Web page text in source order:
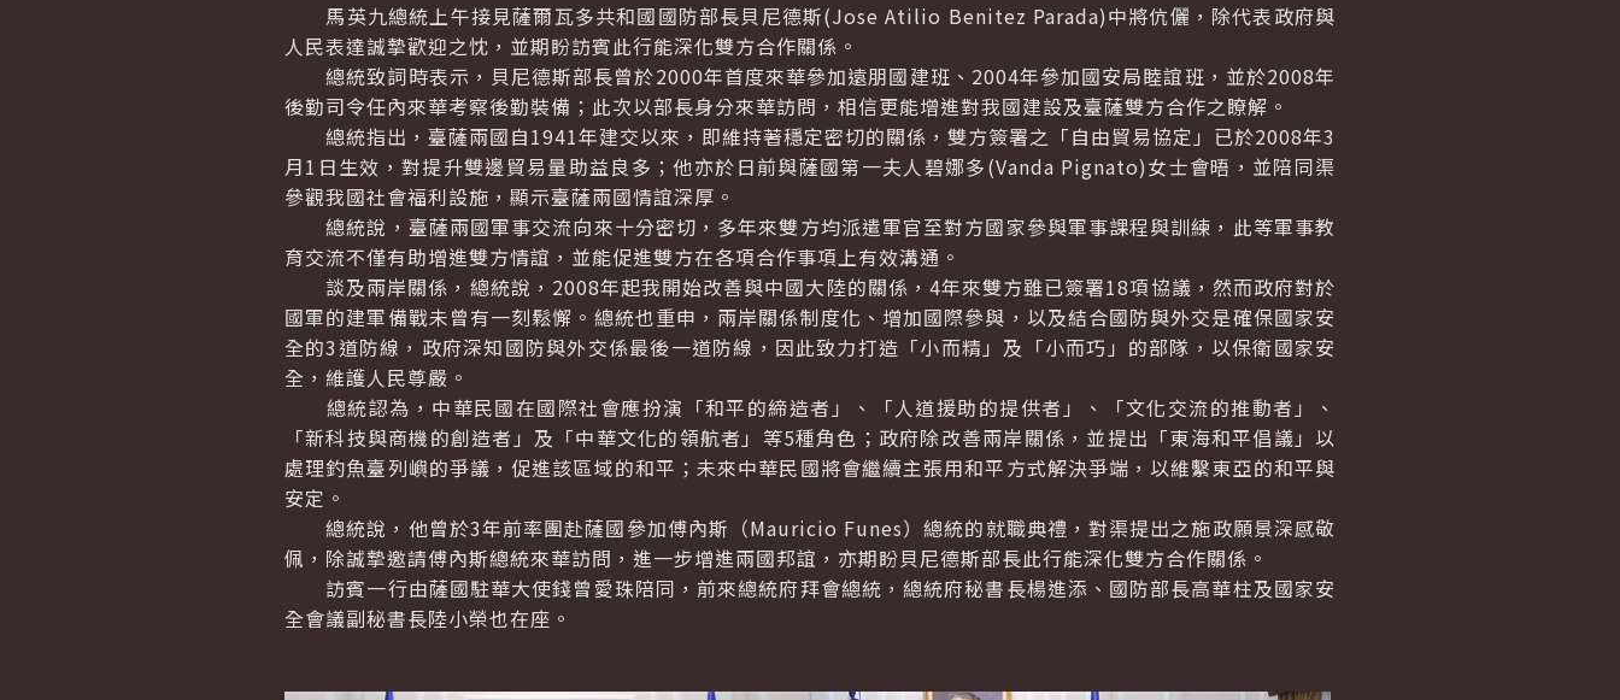
馬英九總統上午接見薩爾瓦多共和國國防部長貝尼德斯(Jose Atilio Benitez Parada)中將伉儷，除代表政府與
人民表達誠摯歡迎之忱，並期盼訪賓此行能深化雙方合作關係。
總統致詞時表示，貝尼德斯部長曾於2000年首度來華參加遠朋國建班、2004年參加國安局睦誼班，並於2008年
後勤司令任內來華考察後勤裝備；此次以部長身分來華訪問，相信更能增進對我國建設及臺薩雙方合作之瞭解。
總統指出，臺薩兩國自1941年建交以來，即維持著穩定密切的關係，雙方簽署之「自由貿易協定」已於2008年3
月1日生效，對提升雙邊貿易量助益良多；他亦於日前與薩國第一夫人碧娜多(Vanda Pignato)女士會晤，並陪同渠
參觀我國社會福利設施，顯示臺薩兩國情誼深厚。
總統說，臺薩兩國軍事交流向來十分密切，多年來雙方均派遣軍官至對方國家參與軍事課程與訓練，此等軍事教
育交流不僅有助增進雙方情誼，並能促進雙方在各項合作事項上有效溝通。
談及兩岸關係，總統說，2008年起我開始改善與中國大陸的關係，4年來雙方雖已簽署18項協議，然而政府對於
國軍的建軍備戰未曾有一刻鬆懈。總統也重申，兩岸關係制度化、增加國際參與，以及結合國防與外交是確保國家安
全的3道防線，政府深知國防與外交係最後一道防線，因此致力打造「小而精」及「小而巧」的部隊，以保衛國家安
全，維護人民尊嚴。
總統認為，中華民國在國際社會應扮演「和平的締造者」、「人道援助的提供者」、「文化交流的推動者」、
「新科技與商機的創造者」及「中華文化的領航者」等5種角色；政府除改善兩岸關係，並提出「東海和平倡議」以
處理釣魚臺列嶼的爭議，促進該區域的和平；未來中華民國將會繼續主張用和平方式解決爭端，以維繫東亞的和平與
安定。
總統說，他曾於3年前率團赴薩國參加傅內斯（Mauricio Funes）總統的就職典禮，對渠提出之施政願景深感敬
佩，除誠摯邀請傅內斯總統來華訪問，進一步增進兩國邦誼，亦期盼貝尼德斯部長此行能深化雙方合作關係。
訪賓一行由薩國駐華大使錢曾愛珠陪同，前來總統府拜會總統，總統府秘書長楊進添、國防部長高華柱及國家安
全會議副秘書長陸小榮也在座。